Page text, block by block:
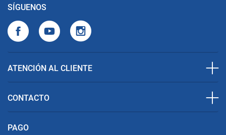
SÍGUENOS
ATENCIÓN AL CLIENTE
CONTACTO
PAGO